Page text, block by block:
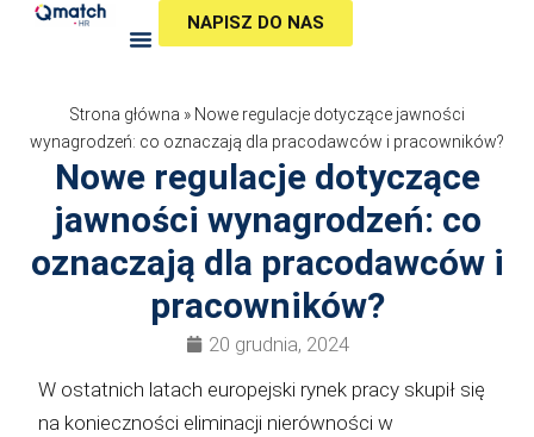
Przejdź
NAPISZ DO NAS
Strona główna » Nowe regulacje dotyczące jawności
wynagrodzeń: co oznaczają dla pracodawców i pracowników?
Nowe regulacje dotyczące
jawności wynagrodzeń: co
oznaczają dla pracodawców i
pracowników?
20 grudnia, 2024
W ostatnich latach europejski rynek pracy skupił się
na konieczności eliminacji nierówności w